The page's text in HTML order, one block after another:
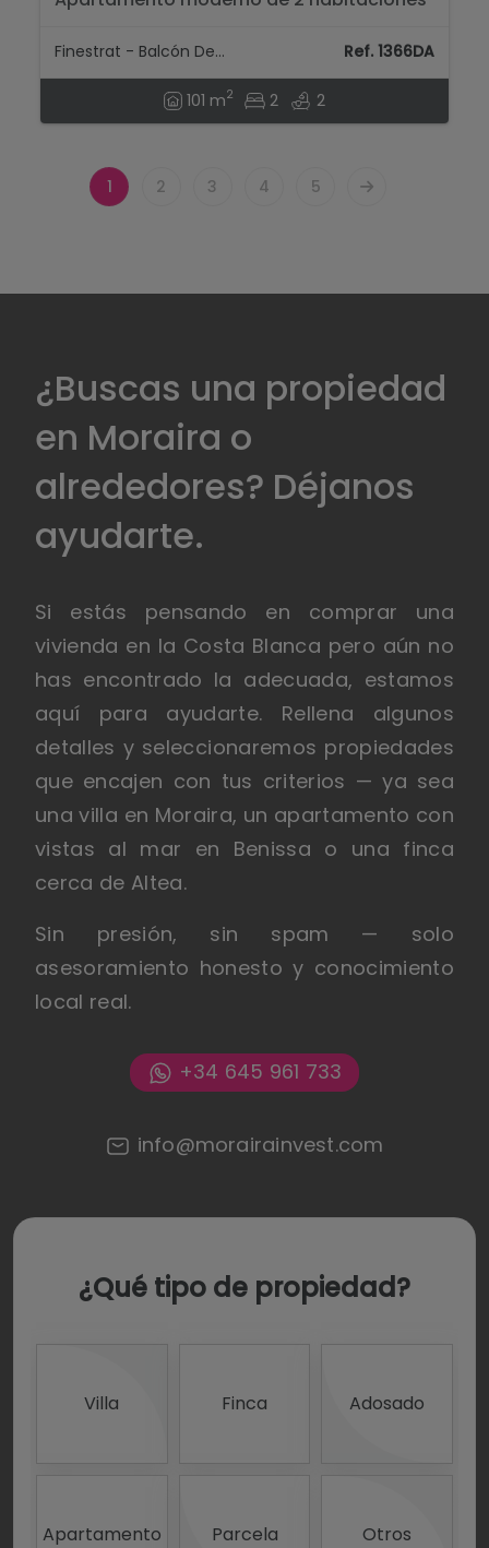
entregado recientemente...
Finestrat - Balcón De Finestrat Ref. 1366DA
101 m2 2 2
1 2 3 4 5
¿Buscas una propiedad
en Moraira o
alrededores? Déjanos
ayudarte.
Si estás pensando en comprar una
vivienda en la Costa Blanca pero aún no
has encontrado la adecuada, estamos
aquí para ayudarte. Rellena algunos
detalles y seleccionaremos propiedades
que encajen con tus criterios — ya sea
una villa en Moraira, un apartamento con
vistas al mar en Benissa o una finca
cerca de Altea.
Sin presión, sin spam — solo
asesoramiento honesto y conocimiento
local real.
+34 645 961 733
info@morairainvest.com
¿Qué tipo de propiedad?
Villa Finca Adosado
Apartamento Parcela Otros